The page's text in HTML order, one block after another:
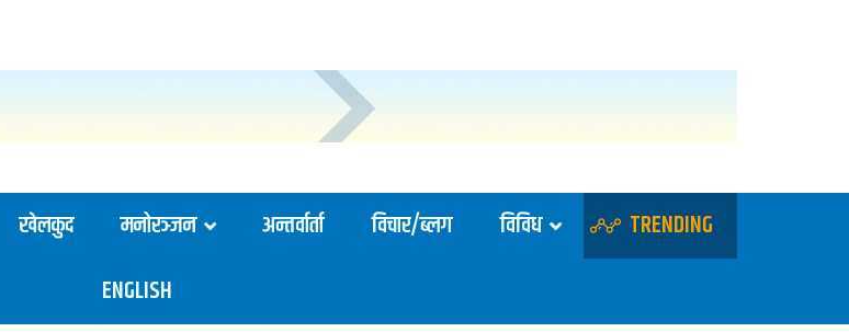
खेलकुद मनोरञ्जन अन्तर्वार्ता विचार/ब्लग विविध
TRENDING
ENGLISH